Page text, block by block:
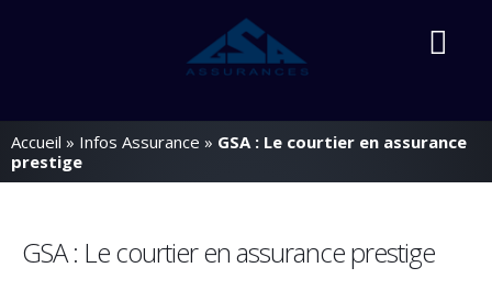
Accueil » Infos Assurance » GSA : Le courtier en assurance
prestige
GSA : Le courtier en assurance prestige